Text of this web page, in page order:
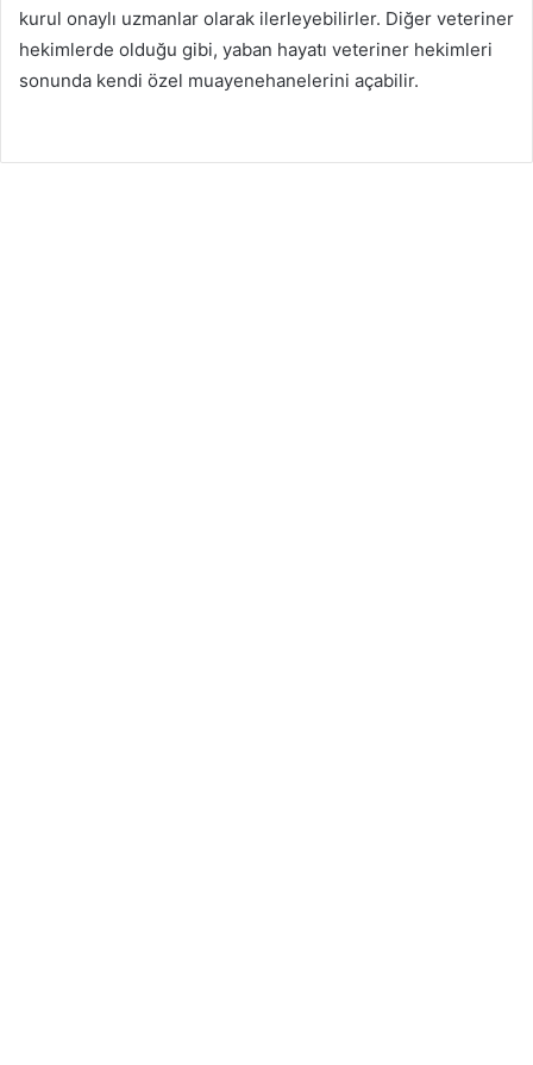
kurul onaylı uzmanlar olarak ilerleyebilirler. Diğer veteriner
hekimlerde olduğu gibi, yaban hayatı veteriner hekimleri
sonunda kendi özel muayenehanelerini açabilir.